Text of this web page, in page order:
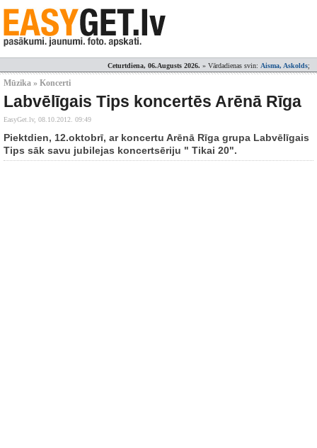
Ceturtdiena, 06.Augusts 2026. » Vārdadienas svin: Aisma, Askolds;
Mūzika » Koncerti
Labvēlīgais Tips koncertēs Arēnā Rīga
EasyGet.lv, 08.10.2012. 09:49
Piektdien, 12.oktobrī, ar koncertu Arēnā Rīga grupa Labvēlīgais
Tips sāk savu jubilejas koncertsēriju " Tikai 20".